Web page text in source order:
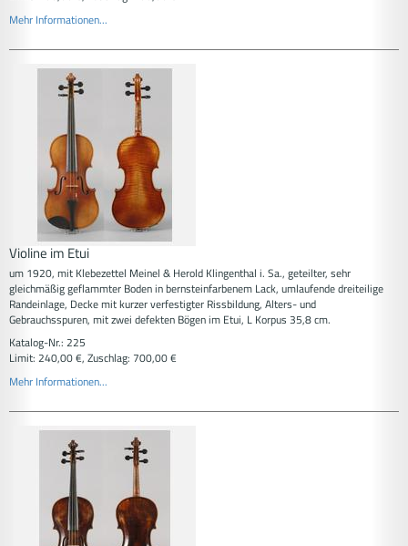
Mehr Informationen...
Violine im Etui
um 1920, mit Klebezettel Meinel & Herold Klingenthal i. Sa., geteilter, sehr
gleichmäßig geflammter Boden in bernsteinfarbenem Lack, umlaufende dreiteilige
Randeinlage, Decke mit kurzer verfestigter Rissbildung, Alters- und
Gebrauchsspuren, mit zwei defekten Bögen im Etui, L Korpus 35,8 cm.
Katalog-Nr.: 225
Limit: 240,00 €, Zuschlag: 700,00 €
Mehr Informationen...